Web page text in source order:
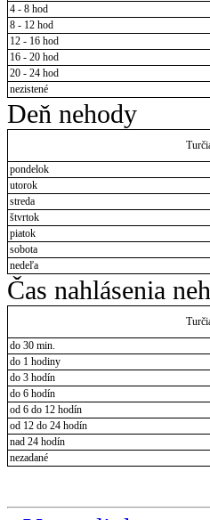
4 - 8 hod
8 - 12 hod
12 - 16 hod
16 - 20 hod
20 - 24 hod
nezistené
Deň nehody
pondelok
utorok
streda
štvrtok
piatok
sobota
nedeľa
Čas nahlásenia
do 30 min.
do 1 hodiny
do 3 hodín
do 6 hodín
od 6 do 12 hodín
od 12 do 24 hodín
nad 24 hodín
nezadané